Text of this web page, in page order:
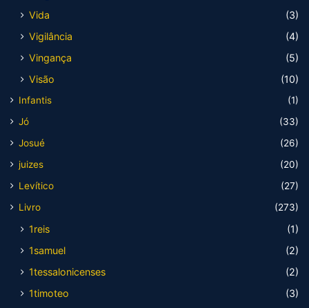
Vida
(3)
Vigilância
(4)
Vingança
(5)
Visão
(10)
Infantis
(1)
Jó
(33)
Josué
(26)
juizes
(20)
Levítico
(27)
Livro
(273)
1reis
(1)
1samuel
(2)
1tessalonicenses
(2)
1timoteo
(3)